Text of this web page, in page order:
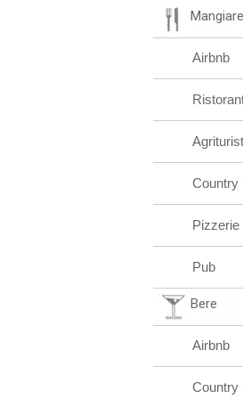
Mangiare
Airbnb
Agriturist
Country
Pizzerie
Pub
Bere
Airbnb
Country